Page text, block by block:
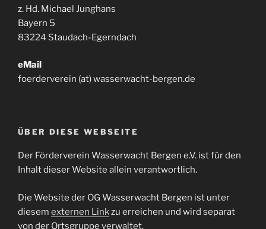
z. Hd. Michael Junghans
Bayern 5
83224 Staudach-Egerndach
eMail
foerderverein (at) wasserwacht-bergen.de
ÜBER DIESE WEBSEITE
Der Förderverein Wasserwacht Bergen e.V. ist für den
Inhalt dieser Website allein verantwortlich.
Die Website der OG Wasserwacht Bergen ist unter
diesem externen Linkzu erreichen und wird separat
von der Ortsgruppe verwaltet.